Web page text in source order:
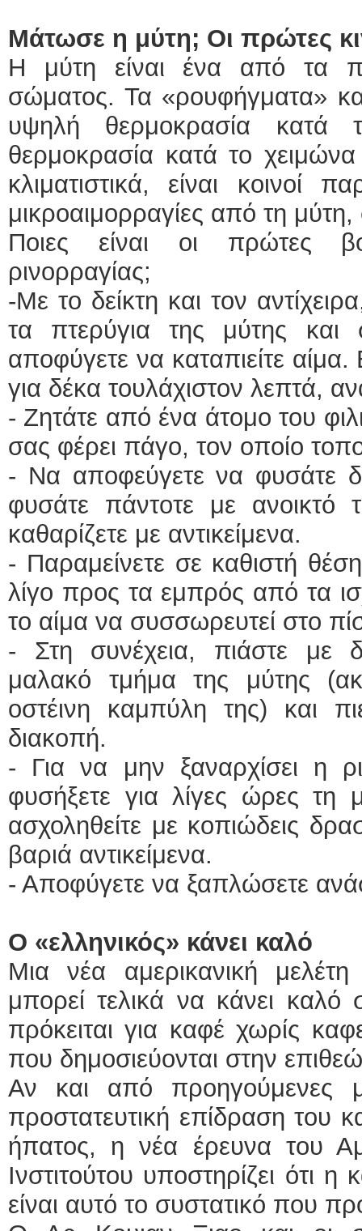
Μάτωσε η μύτη; Οι πρώτες
Η μύτη είναι ένα από τα
σώματος. Τα «ρουφήγματα»
υψηλή θερμοκρασία κατά
θερμοκρασία κατά το
κλιματιστικά, είναι κοινοί
μικροαιμορραγίες από τη
Ποιες είναι οι πρώτες
ρινορραγίας;
-Με το δείκτη και τον
τα πτερύγια της μύτης
αποφύγετε να καταπιείτε
για δέκα τουλάχιστον λεπτά,
- Ζητάτε από ένα άτομο του
σας φέρει πάγο, τον οποίο
- Να αποφεύγετε να φυσάτε
φυσάτε πάντοτε με
καθαρίζετε με αντικείμενα.
- Παραμείνετε σε καθιστή
λίγο προς τα εμπρός από τα
το αίμα να συσσωρευτεί στο
- Στη συνέχεια, πιάστε με
μαλακό τμήμα της μύτης
οστέινη καμπύλη της) και
διακοπή.
- Για να μην ξαναρχίσει η
φυσήξετε για λίγες ώρες
ασχοληθείτε με κοπιώδεις
βαριά αντικείμενα.
- Αποφύγετε να ξαπλώσετε
Ο «ελληνικός» κάνει καλό
Μια νέα αμερικανική
μπορεί τελικά να κάνει
πρόκειται για καφέ χωρίς
που δημοσιεύονται στην
Αν και από προηγούμενες
προστατευτική επίδραση του
ήπατος, η νέα έρευνα του
Ινστιτούτου υποστηρίζει ότι
είναι αυτό το συστατικό που